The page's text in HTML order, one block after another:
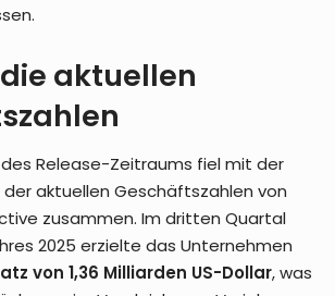
aktuellen
des Release-Zeitraums fiel mit der
aktuellen Geschäftszahlen von
zusammen. Im dritten Quartal
2025 erzielte das Unternehmen
von 1,36 Milliarden US-Dollar, was